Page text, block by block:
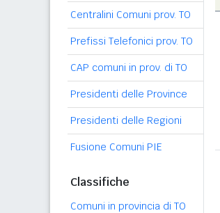
Centralini Comuni prov. TO
Prefissi Telefonici prov. TO
CAP comuni in prov. di TO
Presidenti delle Province
Presidenti delle Regioni
Fusione Comuni PIE
Classifiche
Comuni in provincia di TO